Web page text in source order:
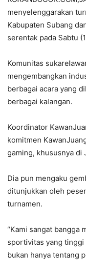
menyelenggarakan
Kabupaten Subang
serentak pada Sabtu
Komunitas
mengembangkan
berbagai acara yang
berbagai kalangan.
Koordinator
komitmen
gaming, khususnya di
Dia pun mengaku
ditunjukkan oleh
turnamen.
“Kami sangat bangga
sportivitas yang
bukan hanya tentang